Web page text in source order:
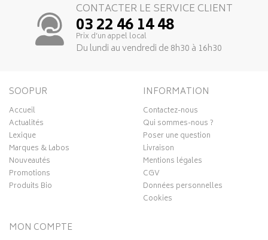
CONTACTER LE SERVICE CLIENT
03 22 46 14 48
Prix d’un appel local
Du lundi au vendredi de 8h30 à 16h30
SOOPUR
Accueil
Actualités
Lexique
Marques & Labos
Nouveautés
Promotions
Produits Bio
INFORMATION
Contactez-nous
Qui sommes-nous ?
Poser une question
Livraison
Mentions légales
CGV
Données personnelles
Cookies
MON COMPTE